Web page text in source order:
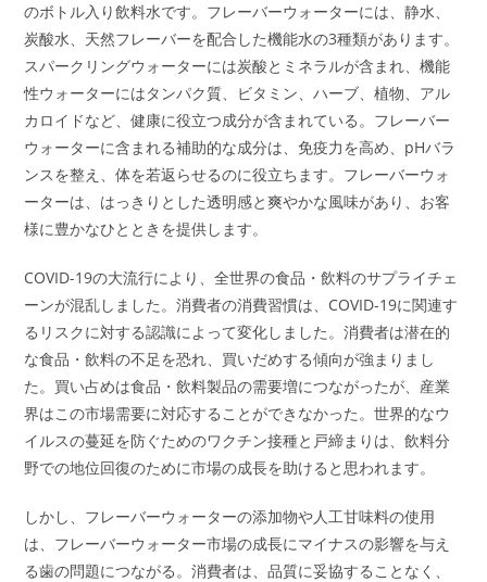
のボトル入り飲料水です。フレーバーウォーターには、静水、
炭酸水、天然フレーバーを配合した機能水の3種類があります。
スパークリングウォーターには炭酸とミネラルが含まれ、機能
性ウォーターにはタンパク質、ビタミン、ハーブ、植物、アル
カロイドなど、健康に役立つ成分が含まれている。フレーバー
ウォーターに含まれる補助的な成分は、免疫力を高め、pHバラ
ンスを整え、体を若返らせるのに役立ちます。フレーバーウォ
ーターは、はっきりとした透明感と爽やかな風味があり、お客
様に豊かなひとときを提供します。
COVID-19の大流行により、全世界の食品・飲料のサプライチェ
ーンが混乱しました。消費者の消費習慣は、COVID-19に関連す
るリスクに対する認識によって変化しました。消費者は潜在的
な食品・飲料の不足を恐れ、買いだめする傾向が強まりまし
た。買い占めは食品・飲料製品の需要増につながったが、産業
界はこの市場需要に対応することができなかった。世界的なウ
イルスの蔓延を防ぐためのワクチン接種と戸締まりは、飲料分
野での地位回復のために市場の成長を助けると思われます。
しかし、フレーバーウォーターの添加物や人工甘味料の使用
は、フレーバーウォーター市場の成長にマイナスの影響を与え
る歯の問題につながる。消費者は、品質に妥協することなく、